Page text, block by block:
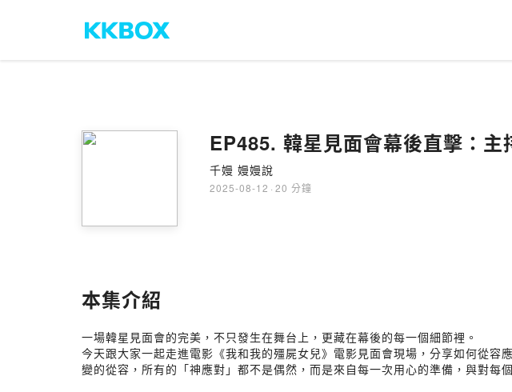
EP485. 韓星見面會幕後直擊：
千嫚 嫚嫚說
2025-08-12 · 20 分鐘
本集介紹
一場韓星見面會的完美，不只發生在舞台上，更藏在幕後的每一個細節裡。
今天跟大家一起走進電影《我和我的殭屍女兒》電影見面會現場，分享如何從
變的從容，所有的「神應對」都不是偶然，而是來自每一次用心的準備，與對每